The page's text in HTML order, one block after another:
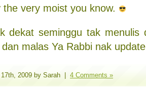
the very moist you know.
dekat seminggu tak menulis
malas Ya Rabbi nak
2009 by Sarah | 4 Comments »